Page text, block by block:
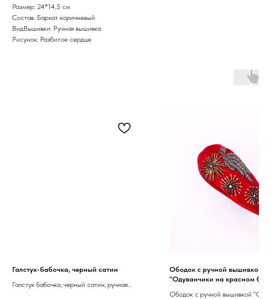
Размер: 24*14,5 см
Состав: Бархат коричневый
ВидВышивки: Ручная вышивка
Рисунок: Разбитое сердце
Галстук-бабочка, черный сатин
Галстук бабочка, черный сатин, ручная
Ободок с ручной вышивкой
"Одуванчики на красном
Ободок с ручной вышивкой